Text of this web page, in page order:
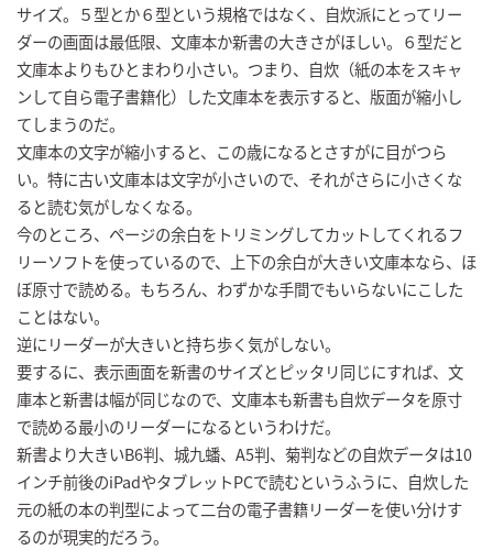
サイズ。５型とか６型という規格ではなく、自炊派にとってリー
ダーの画面は最低限、文庫本か新書の大きさがほしい。６型だと
文庫本よりもひとまわり小さい。つまり、自炊（紙の本をスキャ
ンして自ら電子書籍化）した文庫本を表示すると、版面が縮小し
てしまうのだ。
文庫本の文字が縮小すると、この歳になるとさすがに目がつら
い。特に古い文庫本は文字が小さいので、それがさらに小さくな
ると読む気がしなくなる。
今のところ、ページの余白をトリミングしてカットしてくれるフ
リーソフトを使っているので、上下の余白が大きい文庫本なら、ほ
ぼ原寸で読める。もちろん、わずかな手間でもいらないにこした
ことはない。
逆にリーダーが大きいと持ち歩く気がしない。
要するに、表示画面を新書のサイズとピッタリ同じにすれば、文
庫本と新書は幅が同じなので、文庫本も新書も自炊データを原寸
で読める最小のリーダーになるというわけだ。
新書より大きいB6判、城九蟠、A5判、菊判などの自炊データは10
インチ前後のiPadやタブレットPCで読むというふうに、自炊した
元の紙の本の判型によって二台の電子書籍リーダーを使い分けす
るのが現実的だろう。